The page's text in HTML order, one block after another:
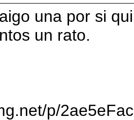
una por si
un rato.
p/